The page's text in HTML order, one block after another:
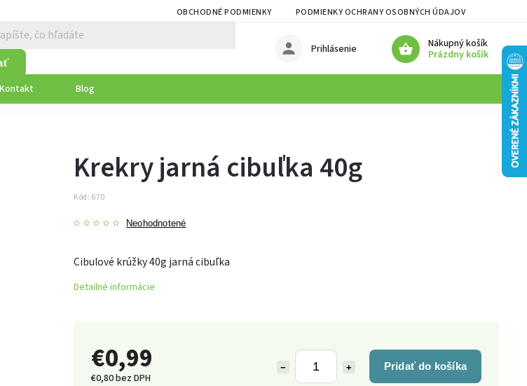
OBCHODNÉ PODMIENKY PODMIENKY OCHRANY OSOBNÝCH ÚDAJOV
Nákupný košík
Prázdny košík
Prihlásenie
Kontakt Blog
€0,99
€0,80 bez DPH
+
− Pridať do košíka
Krekry jarná cibuľka 40g
Kód: 670
Neohodnotené
Cibulové krúžky 40g jarná cibuľka
Detailné informácie